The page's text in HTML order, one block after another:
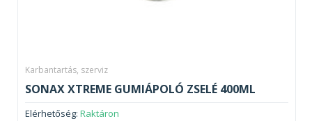
Karbantartás, szerviz
SONAX XTREME GUMIÁPOLÓ ZSELÉ 400ML
Elérhetőség: Raktáron